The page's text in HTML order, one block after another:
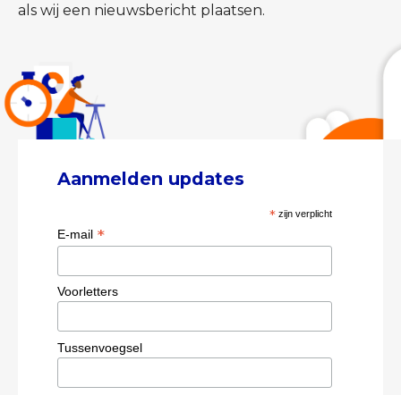
als wij een nieuwsbericht plaatsen.
Aanmelden updates
* zijn verplicht
E-mail *
Voorletters
Tussenvoegsel